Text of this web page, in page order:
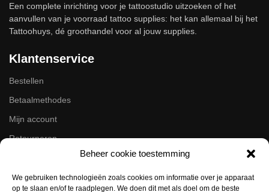
Beheer cookie toestemming
We gebruiken technologieën zoals cookies om informatie over je apparaat
op te slaan en/of te raadplegen. We doen dit met als doel om de beste
Een complete inrichting voor je tattoostudio uitzoeken of het
aanvullen van je voorraad tattoo supplies: het kan allemaal bij het
Tattoohuys, dé groothandel voor al jouw supplies.
Klantenservice
Bestellen
Betaalmethodes
Mijn account
Retourneren